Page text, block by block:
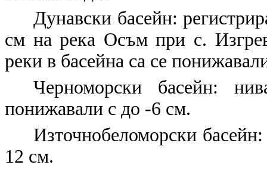
Дунавски басейн:
см на река Осъм при с.
реки в басейна са се
Черноморски басейн:
понижавали с до -6 см.
Източнобеломорски басейн:
12 см.